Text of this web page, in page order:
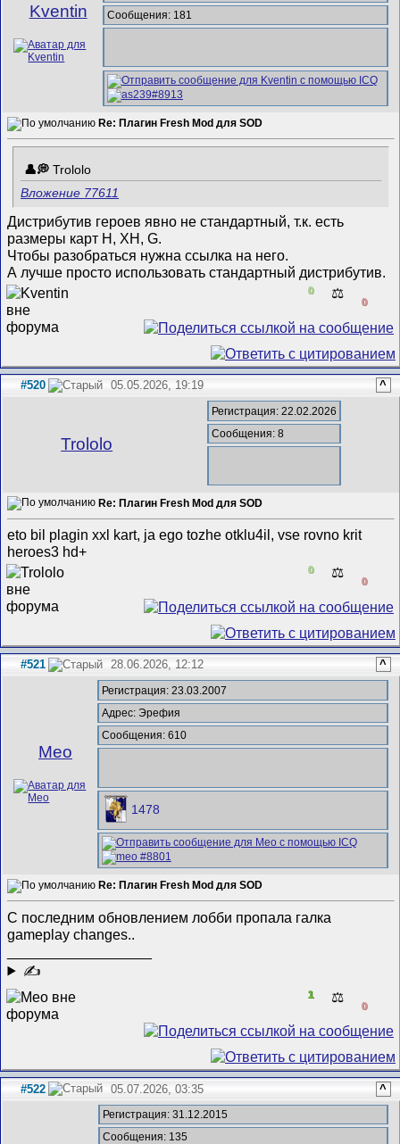
Kventin
Сообщения: 181
Re: Плагин Fresh Mod для SOD
Trololo
Вложение 77611
Дистрибутив героев явно не стандартный, т.к. есть
размеры карт H, XH, G.
Чтобы разобраться нужна ссылка на него.
А лучше просто использовать стандартный дистрибутив.
0 ⚖️
0
#520 05.05.2026, 19:19 ^
Trololo
Регистрация: 22.02.2026
Сообщения: 8
Re: Плагин Fresh Mod для SOD
eto bil plagin xxl kart, ja ego tozhe otklu4il, vse rovno krit
heroes3 hd+
0 ⚖️
0
#521 28.06.2026, 12:12 ^
Meo
Регистрация: 23.03.2007
Адрес: Эрефия
Сообщения: 610
1478
Re: Плагин Fresh Mod для SOD
С последним обновлением лобби пропала галка
gameplay changes..
✍
1 ⚖️
0
#522 05.07.2026, 03:35 ^
Регистрация: 31.12.2015
Сообщения: 135